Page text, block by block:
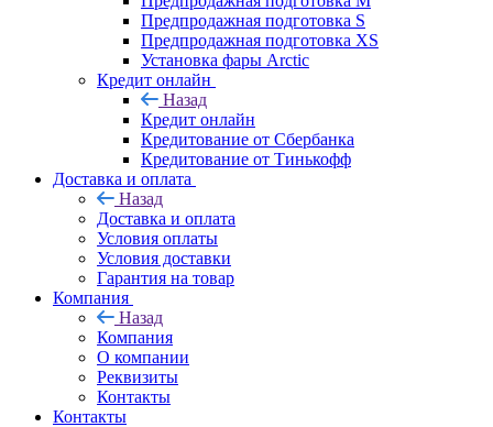
Предпродажная подготовка S
Предпродажная подготовка XS
Установка фары Arctic
Кредит онлайн
Назад
Кредит онлайн
Кредитование от Сбербанка
Кредитование от Тинькофф
Доставка и оплата
Назад
Доставка и оплата
Условия оплаты
Условия доставки
Гарантия на товар
Компания
Назад
Компания
О компании
Реквизиты
Контакты
Контакты